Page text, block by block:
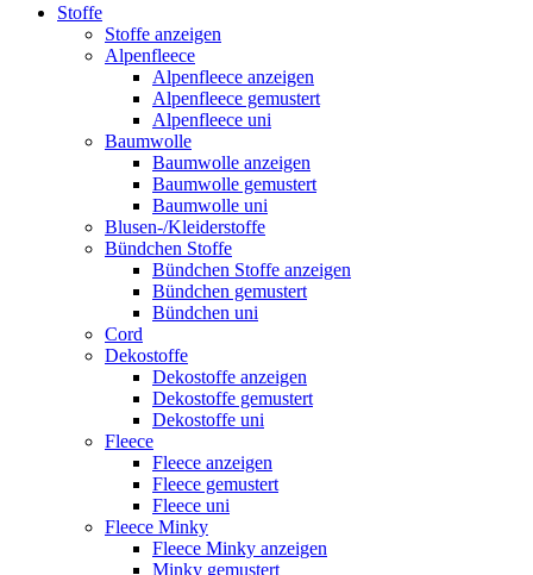
Stoffe
Stoffe anzeigen
Alpenfleece
Alpenfleece anzeigen
Alpenfleece gemustert
Alpenfleece uni
Baumwolle
Baumwolle anzeigen
Baumwolle gemustert
Baumwolle uni
Blusen-/Kleiderstoffe
Bündchen Stoffe
Bündchen Stoffe anzeigen
Bündchen gemustert
Bündchen uni
Cord
Dekostoffe
Dekostoffe anzeigen
Dekostoffe gemustert
Dekostoffe uni
Fleece
Fleece anzeigen
Fleece gemustert
Fleece uni
Fleece Minky
Fleece Minky anzeigen
Minky gemustert